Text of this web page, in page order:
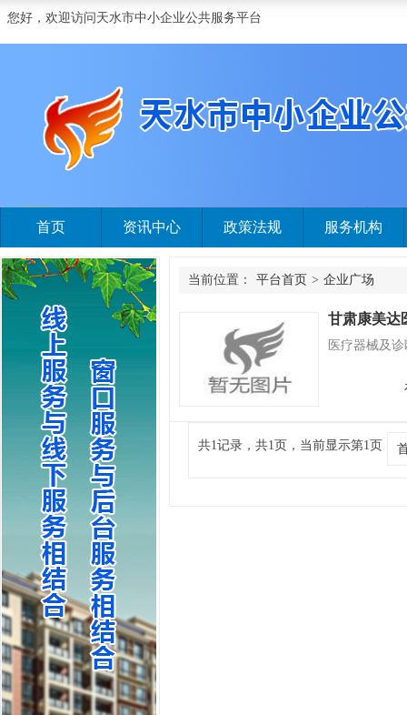
您好，欢迎访问天水市中小企业公共服务平台
首页 资讯中心 政策法规 服务机构
当前位置： 平台首页 > 企业广场
甘肃康美达
医疗器械及
共1记录，共1页，当前显示第1页